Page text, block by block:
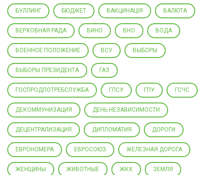
БУЛЛИНГ БЮДЖЕТ ВАКЦИНАЦІЯ ВАЛЮТА
ВЕРХОВНАЯ РАДА ВИНО ВНО ВОДА
ВОЕННОЕ ПОЛОЖЕНИЕ ВСУ ВЫБОРЫ
ВЫБОРЫ ПРЕЗИДЕНТА ГАЗ
ГОСПРОДПОТРЕБСЛУЖБА ГПСУ ГПУ ГСЧС
ДЕКОММУНИЗАЦИЯ ДЕНЬ НЕЗАВИСИМОСТИ
ДЕЦЕНТРАЛИЗАЦИЯ ДИПЛОМАТИЯ ДОРОГИ
ЕВРОНОМЕРА ЕВРОСОЮЗ ЖЕЛЕЗНАЯ ДОРОГА
ЖЕНЩИНЫ ЖИВОТНЫЕ ЖКХ ЗЕМЛЯ